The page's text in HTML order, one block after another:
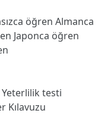
öğren Almanca
Japonca öğren
Yeterlilik testi
Kılavuzu